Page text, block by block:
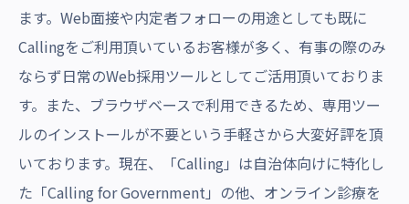
ます。Web面接や内定者フォローの用途としても既に
Callingをご利用頂いているお客様が多く、有事の際のみ
ならず日常のWeb採用ツールとしてご活用頂いておりま
す。また、ブラウザベースで利用できるため、専用ツー
ルのインストールが不要という手軽さから大変好評を頂
いております。現在、「Calling」は自治体向けに特化し
た「Calling for Government」の他、オンライン診療を